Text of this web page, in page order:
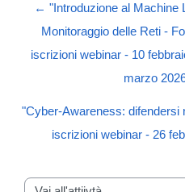
← "Introduzione al Machine
Monitoraggio delle Reti -
iscrizioni webinar - 10
marzo
"Cyber-Awareness: difendersi
iscrizioni webinar - 26